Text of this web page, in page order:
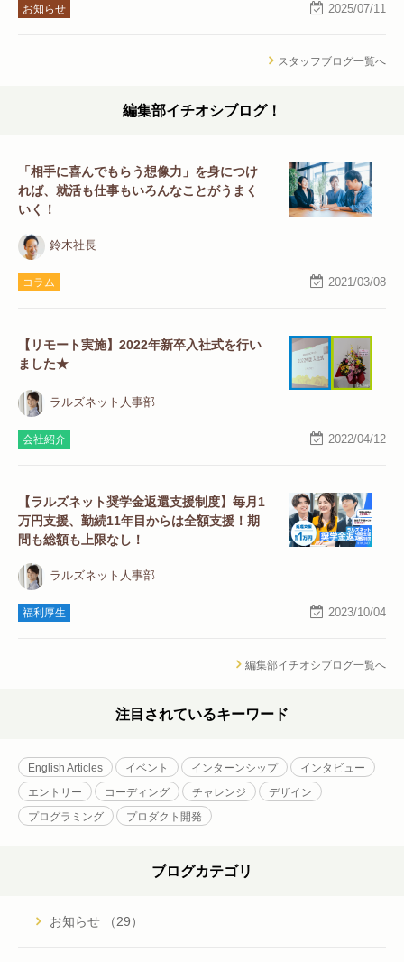
お知らせ 2025/07/11
スタッフブログ一覧へ
編集部イチオシブログ！
「相手に喜んでもらう想像力」を身につけ
れば、就活も仕事もいろんなことがうまく
いく！
鈴木社長
コラム 2021/03/08
【リモート実施】2022年新卒入社式を行い
ました★
ラルズネット人事部
会社紹介 2022/04/12
【ラルズネット奨学金返還支援制度】毎月1
万円支援、勤続11年目からは全額支援！期
間も総額も上限なし！
ラルズネット人事部
福利厚生 2023/10/04
編集部イチオシブログ一覧へ
注目されているキーワード
English Articles イベント インターンシップ
インタビュー
エントリー
コーディング チャレンジ
デザイン
プログラミング
プロダクト開発
ブログカテゴリ
お知らせ （29）